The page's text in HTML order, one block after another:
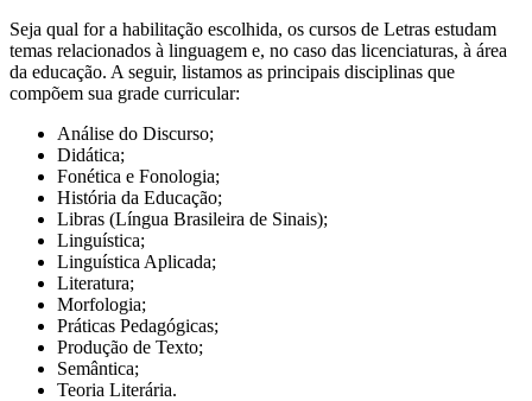
Seja qual for a habilitação escolhida, os cursos de Letras estudam
temas relacionados à linguagem e, no caso das licenciaturas, à área
da educação. A seguir, listamos as principais disciplinas que
compõem sua grade curricular:
Análise do Discurso;
Didática;
Fonética e Fonologia;
História da Educação;
Libras (Língua Brasileira de Sinais);
Linguística;
Linguística Aplicada;
Literatura;
Morfologia;
Práticas Pedagógicas;
Produção de Texto;
Semântica;
Teoria Literária.